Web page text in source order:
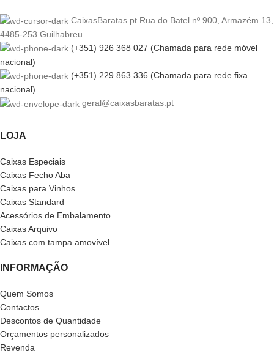
CaixasBaratas.pt Rua do Batel nº 900, Armazém 13,
4485-253 Guilhabreu
(+351) 926 368 027 (Chamada para rede móvel
nacional)
(+351) 229 863 336 (Chamada para rede fixa
nacional)
geral@caixasbaratas.pt
LOJA
Caixas Especiais
Caixas Fecho Aba
Caixas para Vinhos
Caixas Standard
Acessórios de Embalamento
Caixas Arquivo
Caixas com tampa amovível
INFORMAÇÃO
Quem Somos
Contactos
Descontos de Quantidade
Orçamentos personalizados
Revenda